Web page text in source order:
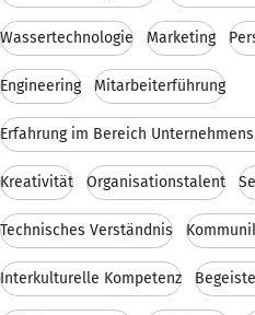
Wassertechnologie Marketing
Engineering Mitarbeiterführung
Kreativität Organisationstalent
Technisches Verständnis
Interkulturelle Kompetenz